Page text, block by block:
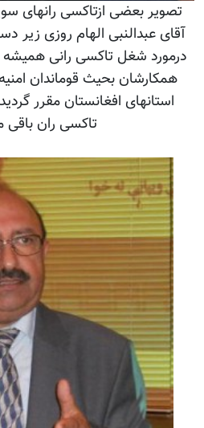
تصویر بعضی ازتاکسی رانهای
آقای عبدالنبی الهام روزی زیر
درمورد شغل تاکسی رانی
همکارشان بحیث قوماندان
استانهای افغانستان مقرر
تاکسی ران باقی